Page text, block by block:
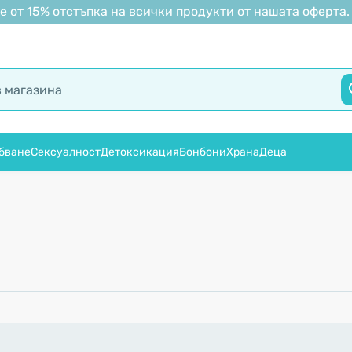
15% отстъпка на всички продукти от нашата оферта.
СексуалностДетоксикацияБонбониХранаДеца